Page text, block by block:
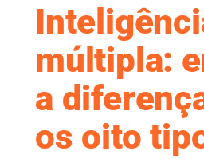
múltipla:
a
os oito